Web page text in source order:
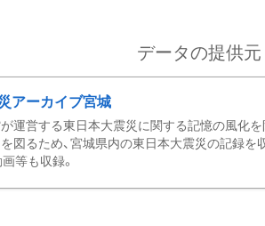
データの提供元
アーカイブ宮城
運営する東日本大震災に関する記憶の風化
図るため、宮城県内の東日本大震災の記録を
等も収録。